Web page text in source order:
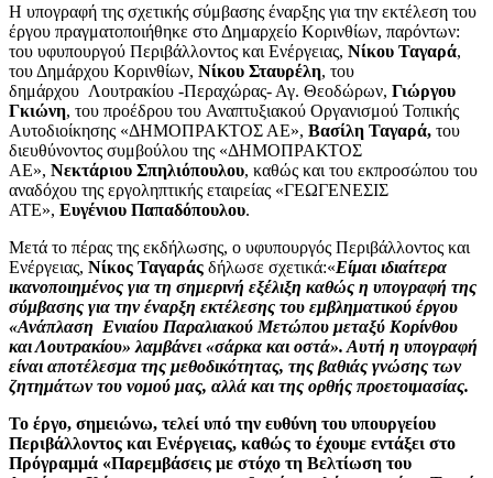
Η υπογραφή της σχετικής σύμβασης έναρξης για την εκτέλεση του
έργου πραγματοποιήθηκε στο Δημαρχείο Κορινθίων, παρόντων:
του υφυπουργού Περιβάλλοντος και Ενέργειας, Νίκου Ταγαρά,
του Δημάρχου Κορινθίων, Νίκου Σταυρέλη, του
δημάρχου Λουτρακίου -Περαχώρας- Αγ. Θεοδώρων, Γιώργου
Γκιώνη, του προέδρου του Αναπτυξιακού Οργανισμού Τοπικής
Αυτοδιοίκησης «ΔΗΜΟΠΡΑΚΤΟΣ ΑΕ», Βασίλη Ταγαρά, του
διευθύνοντος συμβούλου της «ΔΗΜΟΠΡΑΚΤΟΣ
ΑΕ», Νεκτάριου Σπηλιόπουλου, καθώς και του εκπροσώπου του
αναδόχου της εργοληπτικής εταιρείας «ΓΕΩΓΕΝΕΣΙΣ
ΑΤΕ», Ευγένιου Παπαδόπουλου.
Μετά το πέρας της εκδήλωσης, ο υφυπουργός Περιβάλλοντος και
Ενέργειας, Νίκος Ταγαράς δήλωσε σχετικά:«Είμαι ιδιαίτερα
ικανοποιημένος για τη σημερινή εξέλιξη καθώς η υπογραφή της
σύμβασης για την έναρξη εκτέλεσης του εμβληματικού έργου
«Ανάπλαση Ενιαίου Παραλιακού Μετώπου μεταξύ Κορίνθου
και Λουτρακίου» λαμβάνει «σάρκα και οστά». Αυτή η υπογραφή
είναι αποτέλεσμα της μεθοδικότητας, της βαθιάς γνώσης των
ζητημάτων του νομού μας, αλλά και της ορθής προετοιμασίας.
Το έργο, σημειώνω, τελεί υπό την ευθύνη του υπουργείου
Περιβάλλοντος και Ενέργειας, καθώς το έχουμε εντάξει στο
Πρόγραμμά «Παρεμβάσεις με στόχο τη Βελτίωση του